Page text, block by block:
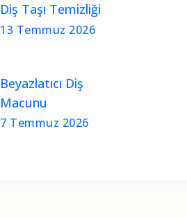
Diş Taşı Temizliği
13 Temmuz 2026
Beyazlatıcı Diş
Macunu
7 Temmuz 2026